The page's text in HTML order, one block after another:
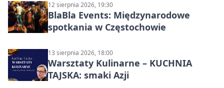
12 sierpnia 2026, 19:30
BlaBla Events: Międzynarodowe
spotkania w Częstochowie
13 sierpnia 2026, 18:00
Warsztaty Kulinarne – KUCHNIA
TAJSKA: smaki Azji